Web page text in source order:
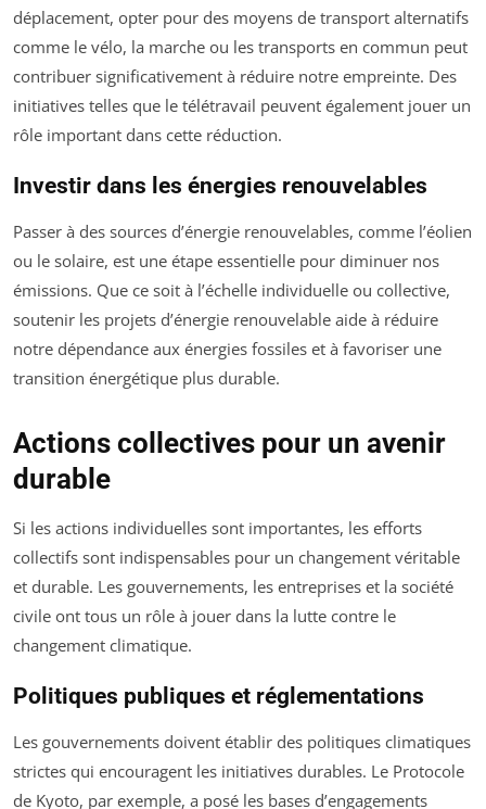
déplacement, opter pour des moyens de transport alternatifs
comme le vélo, la marche ou les transports en commun peut
contribuer significativement à réduire notre empreinte. Des
initiatives telles que le télétravail peuvent également jouer un
rôle important dans cette réduction.
Investir dans les énergies renouvelables
Passer à des sources d’énergie renouvelables, comme l’éolien
ou le solaire, est une étape essentielle pour diminuer nos
émissions. Que ce soit à l’échelle individuelle ou collective,
soutenir les projets d’énergie renouvelable aide à réduire
notre dépendance aux énergies fossiles et à favoriser une
transition énergétique plus durable.
Actions collectives pour un avenir
durable
Si les actions individuelles sont importantes, les efforts
collectifs sont indispensables pour un changement véritable
et durable. Les gouvernements, les entreprises et la société
civile ont tous un rôle à jouer dans la lutte contre le
changement climatique.
Politiques publiques et réglementations
Les gouvernements doivent établir des politiques climatiques
strictes qui encouragent les initiatives durables. Le Protocole
de Kyoto, par exemple, a posé les bases d’engagements